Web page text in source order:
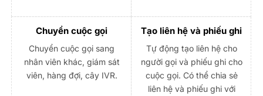
Chuyển cuộc gọi
Chuyển cuộc gọi sang
nhân viên khác, giám sát
viên, hàng đợi, cây IVR.
Tạo liên hệ và phiếu ghi
Tự động tạo liên hệ cho
người gọi và phiếu ghi cho
cuộc gọi. Có thể chia sẻ
liên hệ và phiếu ghi với